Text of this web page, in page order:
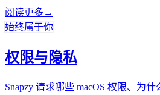
阅读更多 →
始终属于你
权限与隐私
Snapzy 请求哪些 macOS 权限、为